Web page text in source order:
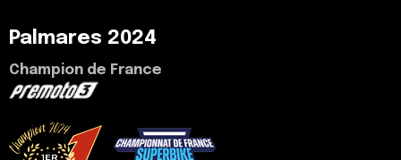
Palmares 2024
Champion de France